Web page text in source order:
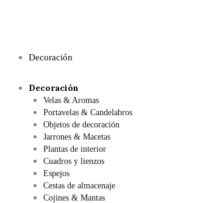
Decoración
Decoración
Velas & Aromas
Portavelas & Candelabros
Objetos de decoración
Jarrones & Macetas
Plantas de interior
Cuadros y lienzos
Espejos
Cestas de almacenaje
Cojines & Mantas